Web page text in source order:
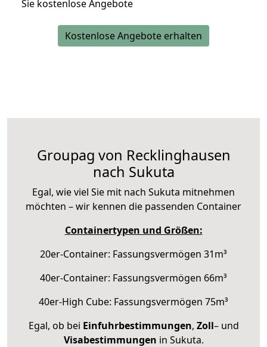
Sie kostenlose Angebote
Kostenlose Angebote erhalten
Groupag von Recklinghausen
nach Sukuta
Egal, wie viel Sie mit nach Sukuta mitnehmen
möchten – wir kennen die passenden Container
Containertypen und Größen:
20er-Container: Fassungsvermögen 31m³
40er-Container: Fassungsvermögen 66m³
40er-High Cube: Fassungsvermögen 75m³
Egal, ob bei Einfuhrbestimmungen, Zoll– und
Visabestimmungen in Sukuta.